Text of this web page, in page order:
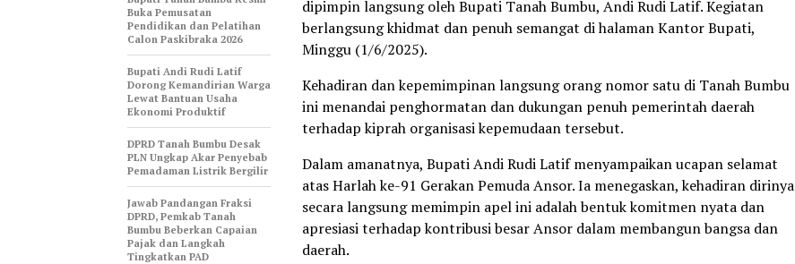
dipimpin langsung oleh Bupati Tanah Bumbu, Andi Rudi Latif. Kegiatan
berlangsung khidmat dan penuh semangat di halaman Kantor Bupati,
Minggu (1/6/2025).
Kehadiran dan kepemimpinan langsung orang nomor satu di Tanah Bumbu
ini menandai penghormatan dan dukungan penuh pemerintah daerah
terhadap kiprah organisasi kepemudaan tersebut.
Dalam amanatnya, Bupati Andi Rudi Latif menyampaikan ucapan selamat
atas Harlah ke-91 Gerakan Pemuda Ansor. Ia menegaskan, kehadiran dirinya
secara langsung memimpin apel ini adalah bentuk komitmen nyata dan
apresiasi terhadap kontribusi besar Ansor dalam membangun bangsa dan
daerah.
Buka Pemusatan
Pendidikan dan Pelatihan
Calon Paskibraka 2026
Bupati Andi Rudi Latif
Dorong Kemandirian Warga
Lewat Bantuan Usaha
Ekonomi Produktif
DPRD Tanah Bumbu Desak
PLN Ungkap Akar Penyebab
Pemadaman Listrik Bergilir
Jawab Pandangan Fraksi
DPRD, Pemkab Tanah
Bumbu Beberkan Capaian
Pajak dan Langkah
Tingkatkan PAD